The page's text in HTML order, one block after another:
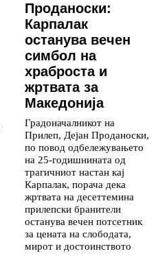
Проданоски:
Карпалак
останува вечен
симбол на
храброста и
жртвата за
Македонија
Градоначалникот на
Прилеп, Дејан Проданоски,
по повод одбележувањето
на 25-годишнината од
трагичниот настан кај
Карпалак, порача дека
жртвата на десеттемина
прилепски бранители
останува вечен потсетник
за цената на слободата,
мирот и достоинството